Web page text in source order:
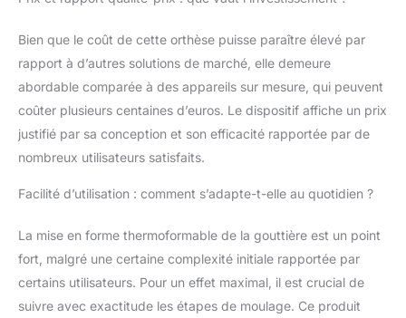
quelques millimètres.
dégage l’arrière-langue
et libère ainsi le
passage de l’air inspiré.
Ce principe
cliniquement prouvé
est très efficace pour
réduire les ronflements
sommeil. En règle
mandibulaire de 4 à 7
mm est suffisante. Les
8 bandes de réglage
permettent une
adaptation ultra précise
Bien que le coût de cette orthèse puisse paraître élevé par
rapport à d’autres solutions de marché, elle demeure
abordable comparée à des appareils sur mesure, qui peuvent
coûter plusieurs centaines d’euros. Le dispositif affiche un prix
justifié par sa conception et son efficacité rapportée par de
nombreux utilisateurs satisfaits.
Facilité d’utilisation : comment s’adapte-t-elle au quotidien ?
La mise en forme thermoformable de la gouttière est un point
fort, malgré une certaine complexité initiale rapportée par
certains utilisateurs. Pour un effet maximal, il est crucial de
suivre avec exactitude les étapes de moulage. Ce produit